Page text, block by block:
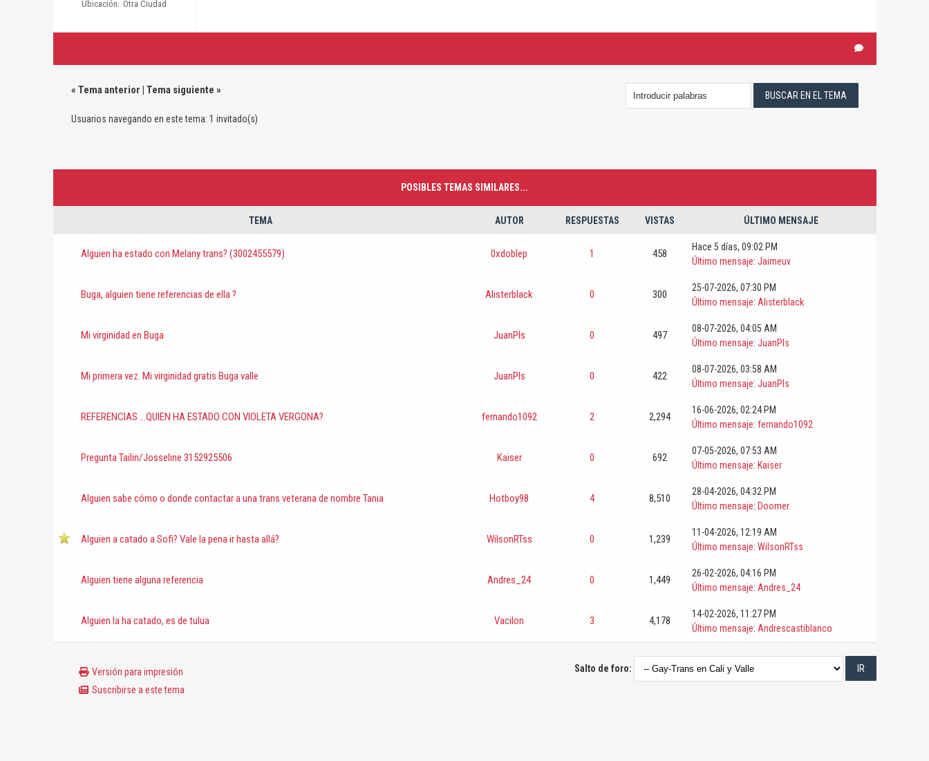
Ubicación: Otra Ciudad
« Tema anterior | Tema siguiente »
Usuarios navegando en este tema: 1 invitado(s)
POSIBLES TEMAS SIMILARES...
TEMA AUTOR RESPUESTAS VISTAS ÚLTIMO MENSAJE
Alguien ha estado con Melany trans? (3002455579) 0xdoblep 1 458
Hace 5 días, 09:02 PM
Último mensaje: Jaimeuv
Buga, alguien tiene referencias de ella ? Alisterblack 0 300
25-07-2026, 07:30 PM
Último mensaje: Alisterblack
Mi virginidad en Buga JuanPls 0 497
08-07-2026, 04:05 AM
Último mensaje: JuanPls
Mi primera vez. Mi virginidad gratis Buga valle JuanPls 0 422
08-07-2026, 03:58 AM
Último mensaje: JuanPls
REFERENCIAS ...QUIEN HA ESTADO CON VIOLETA VERGONA? fernando1092 2 2,294
16-06-2026, 02:24 PM
Último mensaje: fernando1092
Pregunta Tailin/Josseline 3152925506 Kaiser 0 692
07-05-2026, 07:53 AM
Último mensaje: Kaiser
Alguien sabe cómo o donde contactar a una trans veterana de nombre Tania Hotboy98 4 8,510
28-04-2026, 04:32 PM
Último mensaje: Doomer
Alguien a catado a Sofi? Vale la pena ir hasta allá? WilsonRTss 0 1,239
11-04-2026, 12:19 AM
Último mensaje: WilsonRTss
Alguien tiene alguna referencia Andres_24 0 1,449
26-02-2026, 04:16 PM
Último mensaje: Andres_24
Alguien la ha catado, es de tulua Vacilon 3 4,178
14-02-2026, 11:27 PM
Último mensaje: Andrescastiblanco
Versión para impresión
Suscribirse a este tema
Salto de foro: